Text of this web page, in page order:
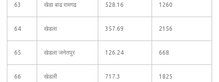
63 खेडा बाढ रामगढ 528.16 1260
64 खेडला 357.69 2156
65 खेडला जनेतपुर 126.24 668
66 खेडली 717.3 1825